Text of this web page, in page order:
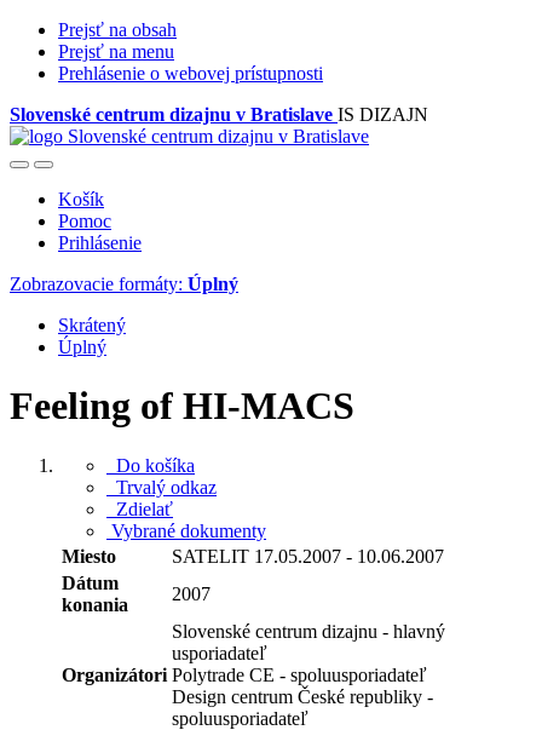
Prejsť na obsah
Prejsť na menu
Prehlásenie o webovej prístupnosti
Slovenské centrum dizajnu v Bratislave IS DIZAJN
Košík
Pomoc
Prihlásenie
Zobrazovacie formáty: Úplný
Skrátený
Úplný
Feeling of HI-MACS
Do košíka
Trvalý odkaz
Zdielať
Vybrané dokumenty
Miesto
SATELIT 17.05.2007 - 10.06.2007
Dátum
konania
2007
Organizátori
Slovenské centrum dizajnu - hlavný
usporiadateľ
Polytrade CE - spoluusporiadateľ
Design centrum České republiky -
spoluusporiadateľ